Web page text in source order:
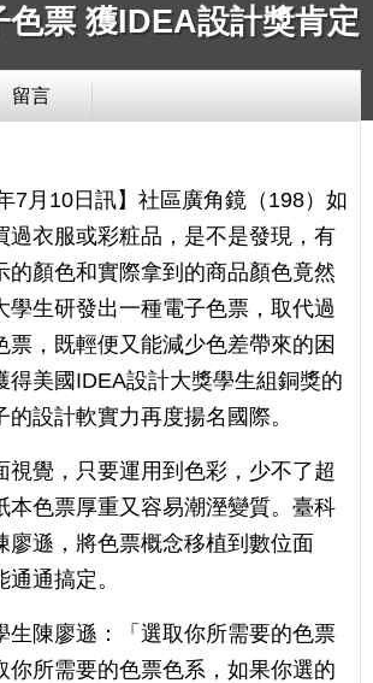
色票 獲IDEA設計獎肯定
留言
7月10日訊】社區廣角鏡（198）如
過衣服或彩粧品，是不是發現，有
的顏色和實際拿到的商品顏色竟然
學生研發出一種電子色票，取代過
票，既輕便又能減少色差帶來的困
得美國IDEA設計大獎學生組銅獎的
設計軟實力再度揚名國際。
視覺，只要運用到色彩，少不了超
本色票厚重又容易潮溼變質。臺科
廖遜，將色票概念移植到數位面
通搞定。
生陳廖遜：「選取你所需要的色票
你所需要的色票色系，如果你選的